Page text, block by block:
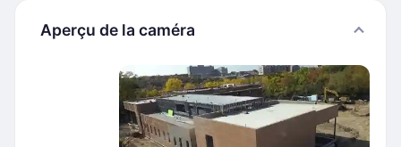
Aperçu de la caméra